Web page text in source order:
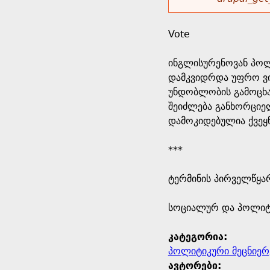
r
s
e
h
e
r
e
r
m
e
s
a
g
e
Vote
ინგლისურენოვან
დამკვიდრდა უფრო
უნდობლობის
შეიძლება
დამოკიდებულია
***
ტერმინის
​სოციალურ და
კატეგორია:
პოლიტიკური
ავტორები: